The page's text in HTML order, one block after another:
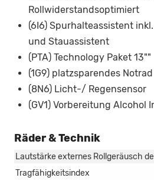
Rollwiderstandsoptimiert
(6I6) Spurhalteassistent
und Stauassistent
(PTA) Technology Paket 13""
(1G9) platzsparendes Notrad
(8N6) Licht-/ Regensensor
(GV1) Vorbereitung Alcohol
Räder & Technik
Lautstärke externes Rollgeräusch
Tragfähigkeitsindex